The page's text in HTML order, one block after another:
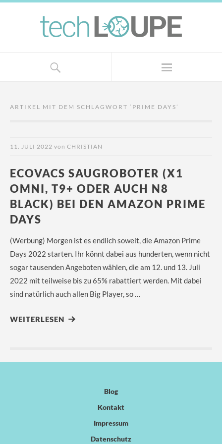
ARTIKEL MIT DEM SCHLAGWORT ‘ PRIME DAYS’
11. JULI 2022 von CHRISTIAN
ECOVACS SAUGROBOTER (X1
OMNI, T9+ ODER AUCH N8
BLACK) BEI DEN AMAZON PRIME
DAYS
(Werbung) Morgen ist es endlich soweit, die Amazon Prime
Days 2022 starten. Ihr könnt dabei aus hunderten, wenn nicht
sogar tausenden Angeboten wählen, die am 12. und 13. Juli
2022 mit teilweise bis zu 65% rabattiert werden. Mit dabei
sind natürlich auch allen Big Player, so …
WEITERLESEN
Blog
Kontakt
Impressum
Datenschutz